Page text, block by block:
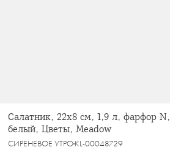
Салатник, 22х8 см, 1,9 л, фарфор N,
белый, Цветы, Meadow
СИРЕНЕВОЕ УТРОKL-00048729